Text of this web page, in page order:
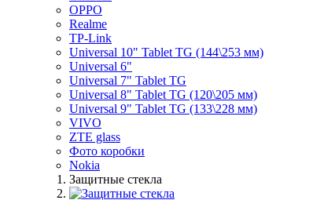
OPPO
Realme
TP-Link
Universal 10" Tablet TG (144\253 мм)
Universal 6"
Universal 7" Tablet TG
Universal 8" Tablet TG (120\205 мм)
Universal 9" Tablet TG (133\228 мм)
VIVO
ZTE glass
Фото коробки
Nokia
Защитные стекла